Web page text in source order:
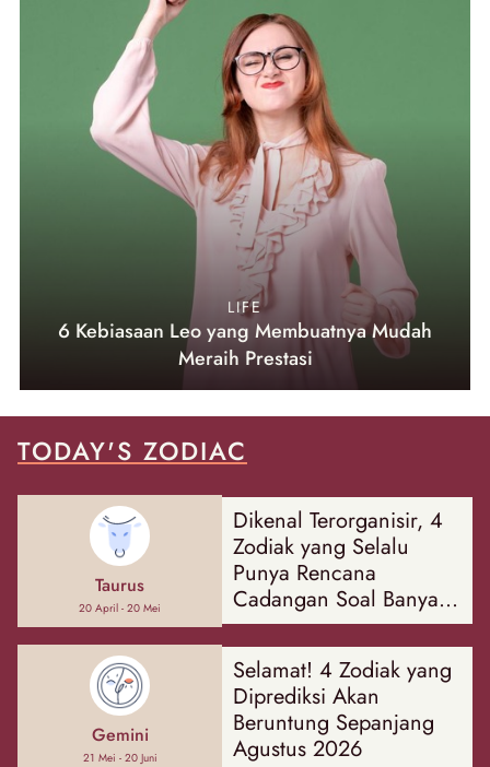
LIFE
6 Kebiasaan Leo yang Membuatnya Mudah
Meraih Prestasi
TODAY'S ZODIAC
Taurus
20 April - 20 Mei
Dikenal Terorganisir, 4
Zodiak yang Selalu
Punya Rencana
Cadangan Soal Banyak
Hal
Gemini
21 Mei - 20 Juni
Selamat! 4 Zodiak yang
Diprediksi Akan
Beruntung Sepanjang
Agustus 2026